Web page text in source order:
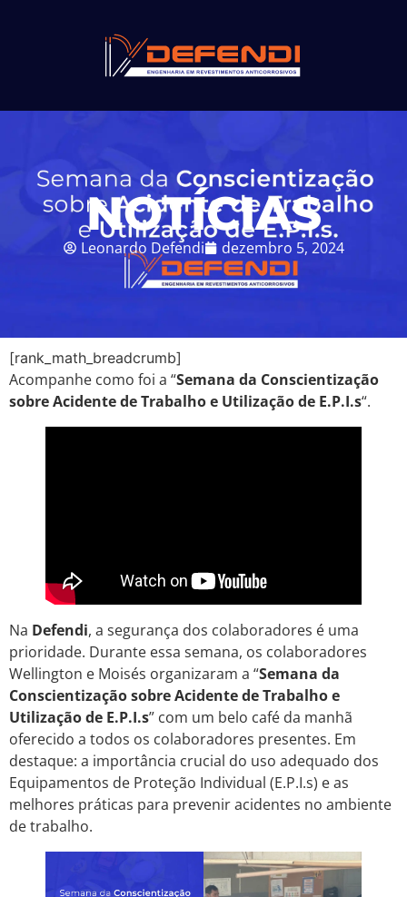
NOTÍCIAS
Leonardo Defendi dezembro 5, 2024
[rank_math_breadcrumb]
Acompanhe como foi a “Semana da Conscientização
sobre Acidente de Trabalho e Utilização de E.P.I.s“.
Na Defendi, a segurança dos colaboradores é uma
prioridade. Durante essa semana, os colaboradores
Wellington e Moisés organizaram a “Semana da
Conscientização sobre Acidente de Trabalho e
Utilização de E.P.I.s” com um belo café da manhã
oferecido a todos os colaboradores presentes. Em
destaque: a importância crucial do uso adequado dos
Equipamentos de Proteção Individual (E.P.I.s) e as
melhores práticas para prevenir acidentes no ambiente
de trabalho.